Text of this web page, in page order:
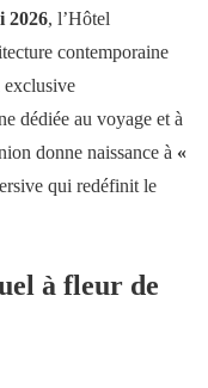
2026, l’Hôtel
contemporaine
exclusive
dédiée au voyage et à
donne naissance à «
qui redéfinit le
à fleur de